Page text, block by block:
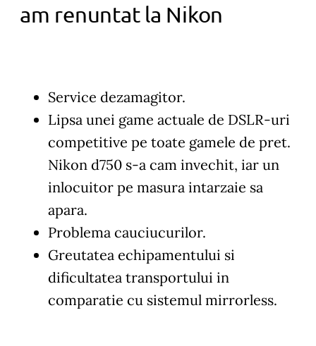
am renuntat la Nikon
Service dezamagitor.
Lipsa unei game actuale de DSLR-uri
competitive pe toate gamele de pret.
Nikon d750 s-a cam invechit, iar un
inlocuitor pe masura intarzaie sa
apara.
Problema cauciucurilor.
Greutatea echipamentului si
dificultatea transportului in
comparatie cu sistemul mirrorless.